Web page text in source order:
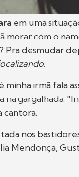
em uma
morar com o
Pra desmudar
.
minha irmã fala
na gargalhada.
cantora.
nos
Mendonça,